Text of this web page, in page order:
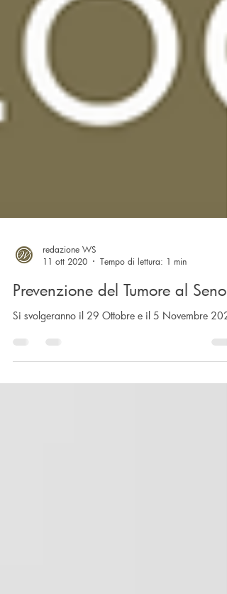
redazione WS
11 ott 2020
Tempo di lettura: 1 min
Prevenzione del Tumore al Seno
Si svolgeranno il 29 Ottobre e il 5 Novembre